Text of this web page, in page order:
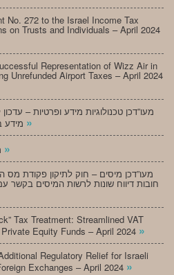
No. 272 to the Israel Income Tax
on Trusts and Individuals – April 2024
Representation of Wizz Air in
Unrefunded Airport Taxes – April 2024
מעו”דכן טכנולוגיות מידע ופרטיות –
»
»
חובות דיווח שונות לרשות המיסים בקשר
Tax Treatment: Streamlined VAT
Equity Funds – April 2024 »
Regulatory Relief for Israeli
Exchanges – April 2024 »